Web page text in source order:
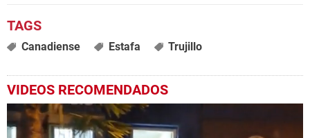
Canadiense Estafa Trujillo
VIDEOS RECOMENDADOS